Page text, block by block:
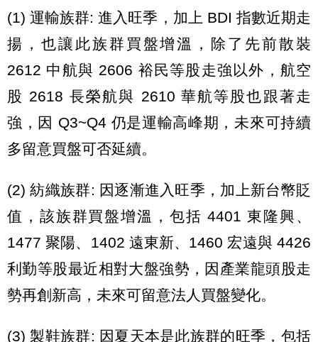
(1) 運輸族群: 進入旺季，加上 BDI 指數近期走
揚，也讓此族群買盤增溫，除了先前散裝
2612 中航與 2606 裕民等股走強以外，航空
股 2618 長榮航與 2610 華航等股也跟著走
強，因 Q3~Q4 仍是運輸高峰期，未來可持續
多留意買盤可否延續。
(2) 紡織族群: 因逐漸進入旺季，加上新台幣貶
值，該族群買盤增溫，包括 4401 東隆興、
1477 聚陽、1402 遠東新、1460 宏遠與 4426
利勤等股最近相對大盤強勢，因產業龍頭股走
勢再創新高，未來可留意法人買盤變化。
(3) 製鞋族群: 因夏天本是此族群的旺季，包括